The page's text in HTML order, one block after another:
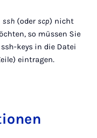
ssh (oder scp) nicht
so müssen Sie
keys in die Datei
eintragen.